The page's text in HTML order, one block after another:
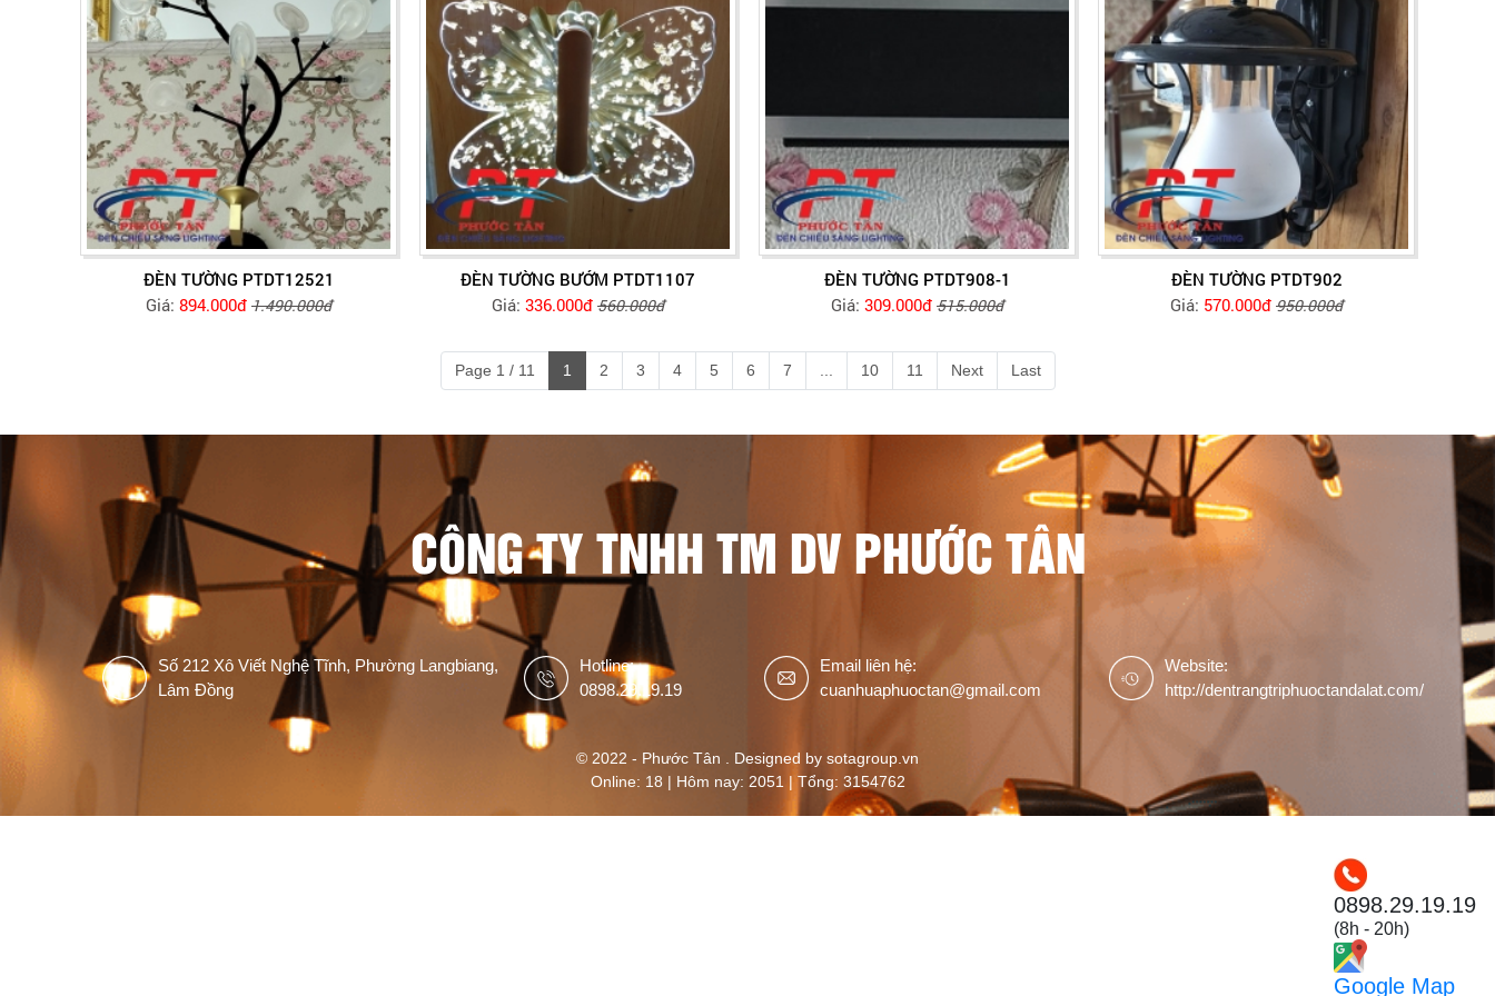
ĐÈN TƯỜNG PTDT12521
Giá: 894.000đ 1.490.000đ
ĐÈN TƯỜNG BƯỚM PTDT1107
Giá: 336.000đ 560.000đ
ĐÈN TƯỜNG PTDT908-1
Giá: 309.000đ 515.000đ
ĐÈN TƯỜNG PTDT902
Giá: 570.000đ 950.000đ
Page 1 / 11 1 2 3 4 5 6 7 ... 10 11 Next Last
CÔNG TY TNHH TM DV PHƯỚC TÂN
Số 212 Xô Viết Nghệ Tĩnh, Phường Langbiang,
Lâm Đồng
Hotline:
0898.29.19.19
Email liên hệ:
cuanhuaphuoctan@gmail.com
Website:
http://dentrangtriphuoctandalat.com/
© 2022 - Phước Tân . Designed by sotagroup.vn
Online: 18 | Hôm nay: 2051 | Tổng: 3154762
0898.29.19.19
(8h - 20h)
Google Map